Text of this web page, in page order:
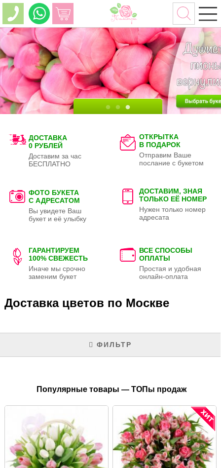
ДОСТАВКА
0 РУБЛЕЙ
Доставим за час
БЕСПЛАТНО
ОТКРЫТКА
В ПОДАРОК
Отправим Ваше
послание с букетом
ФОТО БУКЕТА
С АДРЕСАТОМ
Вы увидете Ваш
букет и её улыбку
ДОСТАВИМ, ЗНАЯ
ТОЛЬКО ЕЁ НОМЕР
Нужен только номер
адресата
ГАРАНТИРУЕМ
100% СВЕЖЕСТЬ
Иначе мы срочно
заменим букет
ВСЕ СПОСОБЫ
ОПЛАТЫ
Простая и удобная
онлайн-оплата
Доставка цветов по Москве
ФИЛЬТР
Популярные товары — ТОПы продаж